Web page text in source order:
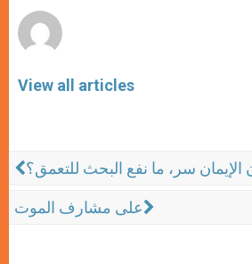
View all articles
الإيمان سر، ما نفع البحث للتعمق؟
على مشارف الموت